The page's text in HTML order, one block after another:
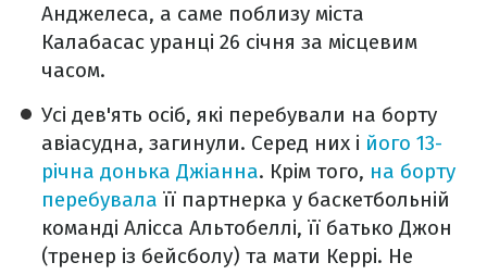
Анджелеса, а саме поблизу міста
Калабасас уранці 26 січня за місцевим
часом.
Усі дев'ять осіб, які перебували на борту
авіасудна, загинули. Серед них і його 13-
річна донька Джіанна. Крім того, на борту
перебувала її партнерка у баскетбольній
команді Алісса Альтобеллі, її батько Джон
(тренер із бейсболу) та мати Керрі. Не